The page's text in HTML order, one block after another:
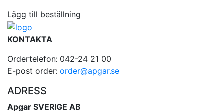
Lägg till beställning
KONTAKTA
Ordertelefon: 042-24 21 00
E-post order: order@apgar.se
ADRESS
Apgar SVERIGE AB